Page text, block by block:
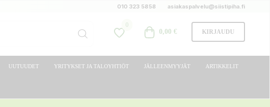
010 323 5858 asiakaspalvelu@siistipiha.fi
0
0,00 € KIRJAUDU
UUTUUDET YRITYKSET JA TALOYHTIÖT JÄLLEENMYYJÄT ARTIKKELIT